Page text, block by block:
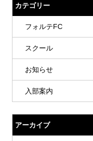
カテゴリー
フォルテFC
スクール
お知らせ
入部案内
アーカイブ